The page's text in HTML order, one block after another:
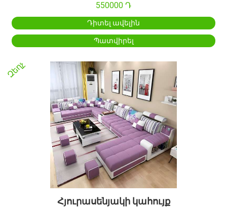
550000 Դ
Դիտել ավելին
Պատվիրել
Զեղչ
Հյուրասենյակի կահույք